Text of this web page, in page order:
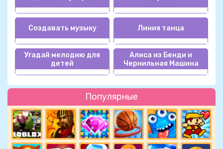
Популярные
Создавать музыку Линия танца
Угадай мелодию для
детей
Алиса из Бенди и
Чернильная Машина